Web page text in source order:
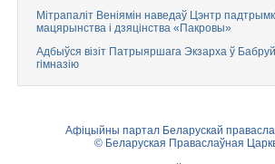
Мітрапаліт Веніямін наведаў Цэнтр
мацярынства і дзяцінства «Пакровы»
Адбыўся візіт Патрыяршага Экзарха ў
гімназію
Афіцыйны партал Беларускай
© Беларуская Праваслаўная